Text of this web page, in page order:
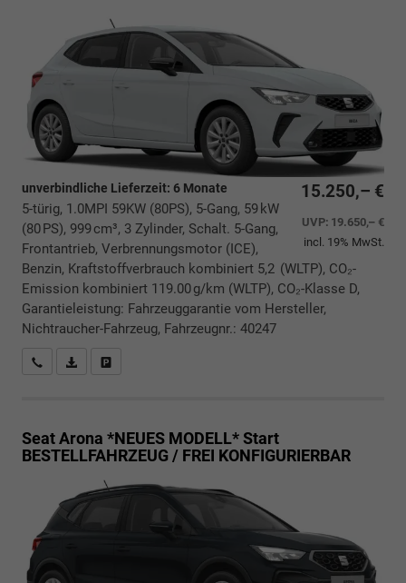
15.250,– €
UVP: 19.650,– €
incl. 19% MwSt.
unverbindliche Lieferzeit: 6 Monate
5-türig, 1.0MPI 59KW (80PS), 5-Gang, 59 kW
(80 PS), 999 cm³, 3 Zylinder, Schalt. 5-Gang,
Frontantrieb, Verbrennungsmotor (ICE),
Benzin, Kraftstoffverbrauch kombiniert 5,2 (WLTP), CO₂-
Emission kombiniert 119.00 g/km (WLTP), CO₂-Klasse D,
Garantieleistung: Fahrzeuggarantie vom Hersteller,
Nichtraucher-Fahrzeug, Fahrzeugnr.: 40247
Rückrufbitte absenden
PDF-Datei, Fahrzeugexposé drucken
Seat Arona *NEUES MODELL*Start
BESTELLFAHRZEUG / FREI KONFIGURIERBAR